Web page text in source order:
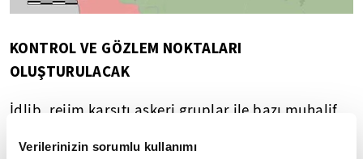
Verilerinizin sorumlu kullanımı
KONTROL VE GÖZLEM NOKTALARI
OLUŞTURULACAK
İdlib, rejim karşıtı askeri gruplar ile bazı muhalif